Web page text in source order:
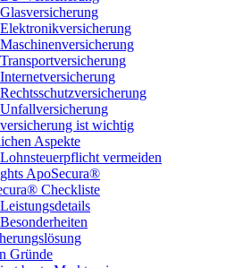
ist wichtig
Aspekte
vermeiden
ApoSecura®
Checkliste
Gründe